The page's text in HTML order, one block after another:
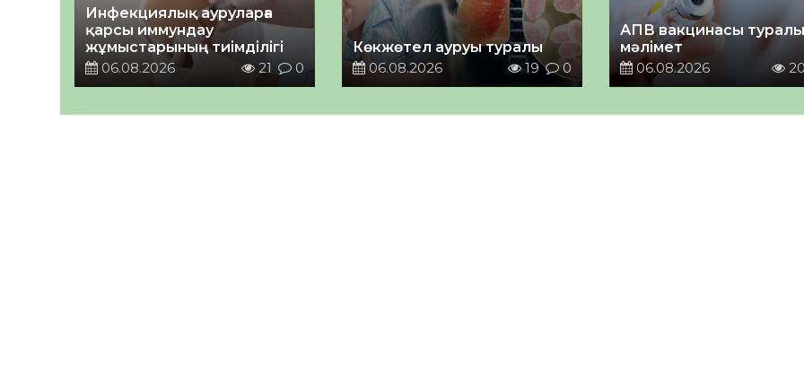
Инфекциялық ауруларға
қарсы иммундау
жұмыстарының тиімділігі
06.08.2026
21 0
Көкжөтел ауруы туралы
06.08.2026
19 0
АПВ вакцинасы туралы
мәлімет
06.08.2026
20